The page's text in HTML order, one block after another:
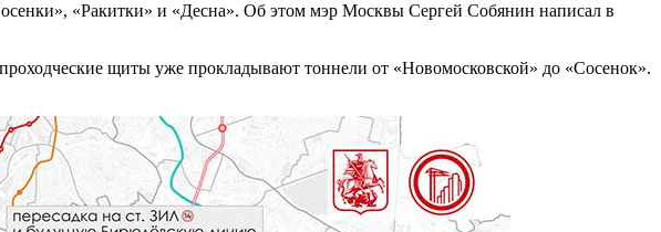
«Ракитки» и «Десна». Об этом мэр Москвы Сергей Собянин написал в
щиты уже прокладывают тоннели от «Новомосковской» до «Сосенок».